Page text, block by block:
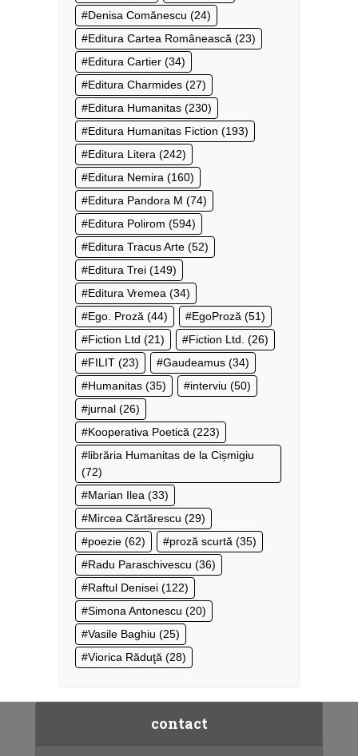
Denisa Comănescu (24)
Editura Cartea Românească (23)
Editura Cartier (34)
Editura Charmides (27)
Editura Humanitas (230)
Editura Humanitas Fiction (193)
Editura Litera (242)
Editura Nemira (160)
Editura Pandora M (74)
Editura Polirom (594)
Editura Tracus Arte (52)
Editura Trei (149)
Editura Vremea (34)
Ego. Proză (44) EgoProză (51)
Fiction Ltd (21) Fiction Ltd. (26)
FILIT (23) Gaudeamus (34)
Humanitas (35) interviu (50)
jurnal (26)
Kooperativa Poetică (223)
librăria Humanitas de la Cișmigiu
(72)
Marian Ilea (33)
Mircea Cărtărescu (29)
poezie (62) proză scurtă (35)
Radu Paraschivescu (36)
Raftul Denisei (122)
Simona Antonescu (20)
Vasile Baghiu (25)
Viorica Răduţă (28)
contact